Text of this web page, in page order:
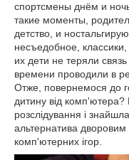
спортсмены днём и
такие моменты,
детство, и
несъедобное, классики,
их дети не теряли
времени проводили в
Отже, повернемося до
дитину від
розслідування і
альтернатива дворовим
комп'ютерних ігор.